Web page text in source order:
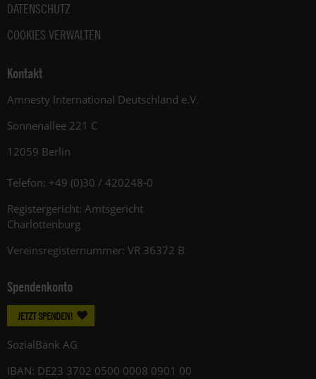
DATENSCHUTZ
COOKIES VERWALTEN
Kontakt
Amnesty International Deutschland e.V.
Sonnenallee 221 C
12059 Berlin
Telefon: +49 (0)30 / 420248-0
Registergericht: Amtsgericht
Charlottenburg
Vereinsregisternummer: VR 36372 B
Spendenkonto
JETZT SPENDEN!
SozialBank AG
IBAN: DE23 3702 0500 0008 0901 00